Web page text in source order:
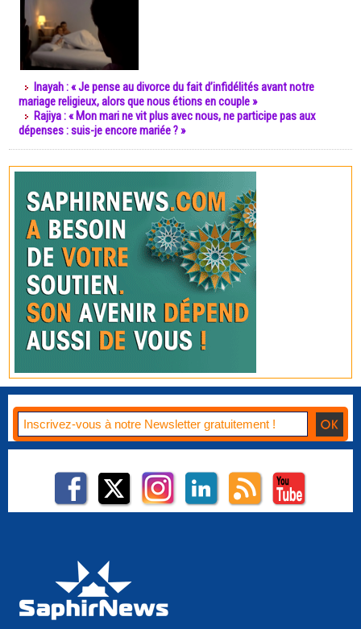
Inayah : « Je pense au divorce du fait d’infidélités avant notre
mariage religieux, alors que nous étions en couple »
Rajiya : « Mon mari ne vit plus avec nous, ne participe pas aux
dépenses : suis-je encore mariée ? »